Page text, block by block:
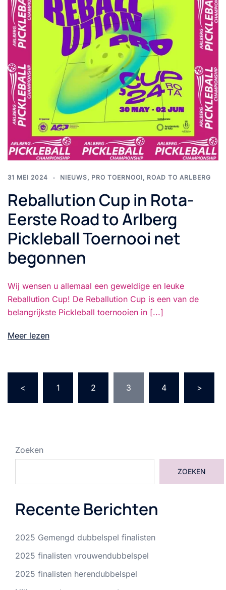
31 MEI 2024 NIEUWS, PRO TOERNOOI, ROAD TO ARLBERG
Reballution Cup in Rota-
Eerste Road to Arlberg
Pickleball Toernooi net
begonnen
Wij wensen u allemaal een geweldige en leuke
Reballution Cup! De Reballution Cup is een van de
belangrijkste Pickleball toernooien in [...]
Meer lezen
paginering
< 1 2 3 4 >
Zoeken
ZOEKEN
Recente Berichten
2025 Gemengd dubbelspel finalisten
2025 finalisten vrouwendubbelspel
2025 finalisten herendubbelspel